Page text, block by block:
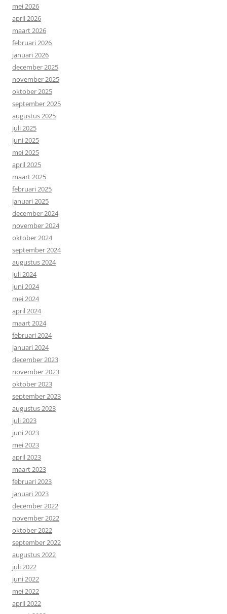
mei 2026
april 2026
maart 2026
februari 2026
januari 2026
december 2025
november 2025
oktober 2025
september 2025
augustus 2025
juli 2025
juni 2025
mei 2025
april 2025
maart 2025
februari 2025
januari 2025
december 2024
november 2024
oktober 2024
september 2024
augustus 2024
juli 2024
juni 2024
mei 2024
april 2024
maart 2024
februari 2024
januari 2024
december 2023
november 2023
oktober 2023
september 2023
augustus 2023
juli 2023
juni 2023
mei 2023
april 2023
maart 2023
februari 2023
januari 2023
december 2022
november 2022
oktober 2022
september 2022
augustus 2022
juli 2022
juni 2022
mei 2022
april 2022